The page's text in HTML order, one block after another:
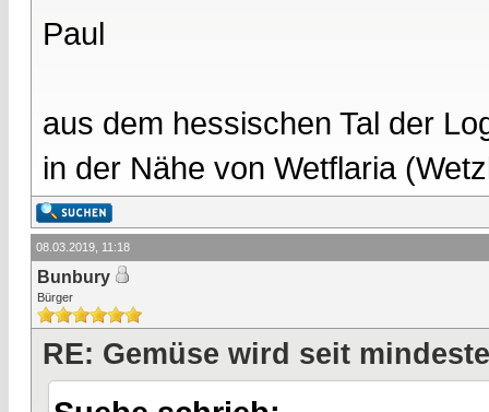
Paul
aus dem hessischen Tal der
in der Nähe von Wetflaria
08.03.2019, 11:18
Bunbury
Bürger
RE: Gemüse wird seit